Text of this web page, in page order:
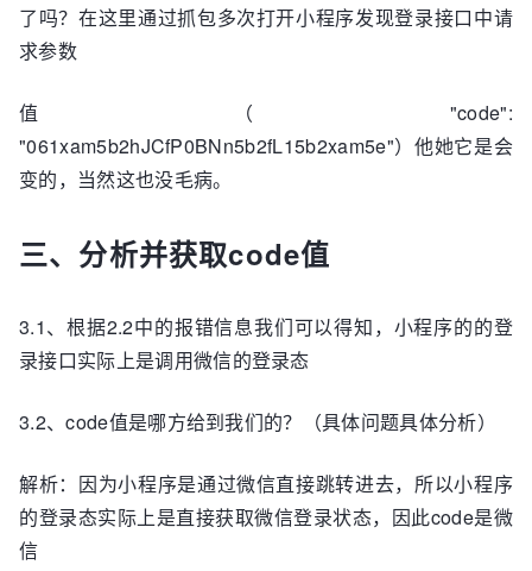
了吗？在这里通过抓包多次打开小程序发现登录接口中请
求参数
值（"code":
"061xam5b2hJCfP0BNn5b2fL15b2xam5e"）他她它是会
变的，当然这也没毛病。
三、分析并获取code值
3.1、根据2.2中的报错信息我们可以得知，小程序的的登
录接口实际上是调用微信的登录态
3.2、code值是哪方给到我们的？（具体问题具体分析）
解析：因为小程序是通过微信直接跳转进去，所以小程序
的登录态实际上是直接获取微信登录状态，因此code是微
信